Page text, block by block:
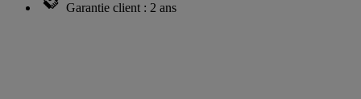
Garantie client : 2 ans